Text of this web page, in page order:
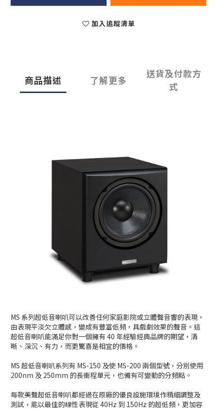
加入追蹤清單
商品描述 了解更多
送貨及付款方
式
MS 系列超低音喇叭可以改善任何家庭影院或立體聲音響的表現，
由表現平淡欠立體感，變成有豐富低頻，具戲劇效果的聲音。這
超低音喇叭能滿足你對一個擁有 40 年經驗經典品牌的期望，清
晰、深沉、有力，而更驚喜是相宜的價格。
MS 超低音喇叭系列有 MS-150 及使 MS-200 兩個型號，分別使用
200nm 及 250mm 的長衝程單元，也備有可變動的分頻點。
每款美聲超低音喇叭都經過在原廠的優良設施環境作精細調整及
測試，能以最佳的線性表現從 40Hz 到 150Hz 的超低頻，更加容